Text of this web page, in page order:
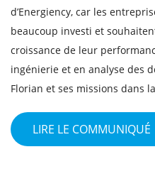
d’Energiency, car les
beaucoup investi et
croissance de leur
ingénierie et en analyse des
Florian et ses missions dans la
LIRE LE COMMUNIQUÉ